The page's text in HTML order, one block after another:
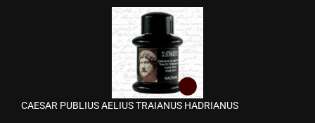
CAESAR PUBLIUS AELIUS TRAIANUS HADRIANUS